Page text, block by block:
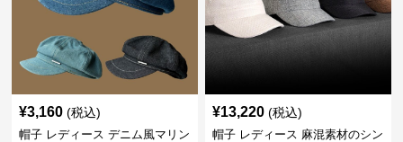
¥3,160 (税込)
帽子 レディース デニム風マリン
¥13,220 (税込)
帽子 レディース 麻混素材のシン